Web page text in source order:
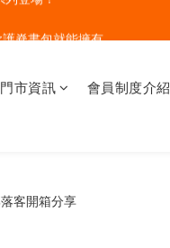
門市資訊 會員制度介紹